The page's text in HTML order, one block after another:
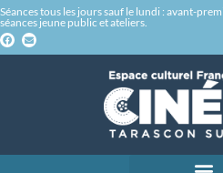
Séances tous les jours sauf le lundi : avant-
séances jeune public et ateliers.